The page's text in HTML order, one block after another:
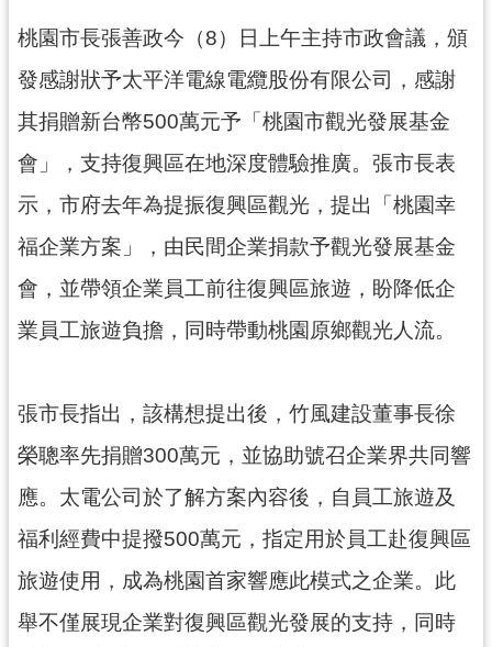
政
府
資
公
開
回
首
導
市
政
信
常
見
桃園市長張善政今（8）日上午主持市政會議，頒
發感謝狀予太平洋電線電纜股份有限公司，感謝
其捐贈新台幣500萬元予「桃園市觀光發展基金
會」，支持復興區在地深度體驗推廣。張市長表
示，市府去年為提振復興區觀光，提出「桃園幸
福企業方案」，由民間企業捐款予觀光發展基金
會，並帶領企業員工前往復興區旅遊，盼降低企
業員工旅遊負擔，同時帶動桃園原鄉觀光人流。
張市長指出，該構想提出後，竹風建設董事長徐
榮聰率先捐贈300萬元，並協助號召企業界共同響
應。太電公司於了解方案內容後，自員工旅遊及
福利經費中提撥500萬元，指定用於員工赴復興區
旅遊使用，成為桃園首家響應此模式之企業。此
舉不僅展現企業對復興區觀光發展的支持，同時